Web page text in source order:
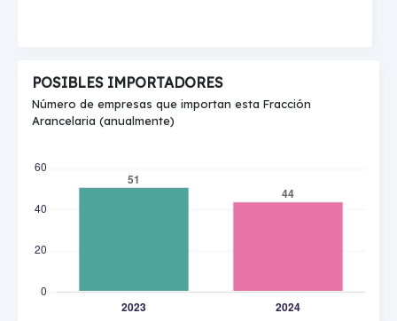
POSIBLES IMPORTADORES
Número de empresas que importan esta Fracción
Arancelaria (anualmente)